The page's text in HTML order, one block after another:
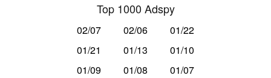
Top 1000 Adspy
02/07 02/06
01/22
01/21
01/13
01/10
01/09
01/08 01/07